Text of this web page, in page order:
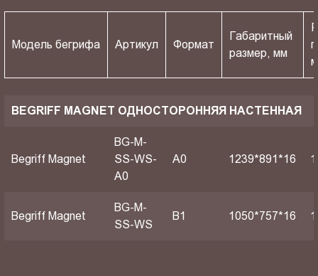
Модель бегрифа Артикул Формат
Габаритный
размер, мм
BEGRIFF MAGNET ОДНОСТОРОННЯЯ НАСТЕННАЯ
Begriff Magnet
BG-M-
SS-WS-
A0
A0 1239*891*16
Begriff Magnet
BG-M-
SS-WS
B1 1050*757*16